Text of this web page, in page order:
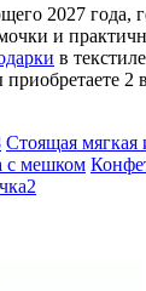
2027 года,
и
в
2
Стоящая мягкая
с мешком
2